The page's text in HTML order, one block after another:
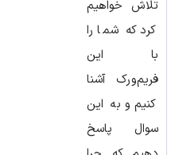
تلاش خواهیم
کرد که شما را
با این
فریم‌ورک آشنا
کنیم و به این
سوال پاسخ